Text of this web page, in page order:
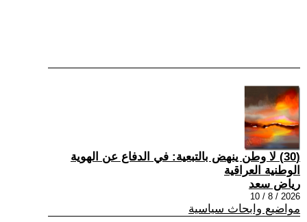
(30) لا وطن ينهض بالتبعية: في الدفاع عن الهوية
الوطنية العراقية
رياض سعد
2026 / 8 / 10
مواضيع وابحاث سياسية